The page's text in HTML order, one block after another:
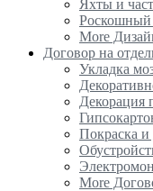
Яхты и
Роскошный
More
Договор на
Укладка
Декорация
Покраска и
More